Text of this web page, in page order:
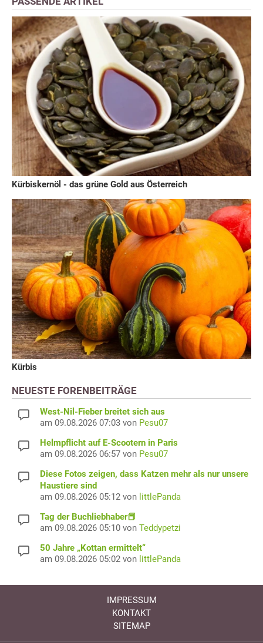
Kürbiskernöl - das grüne Gold aus Österreich
Kürbis
NEUESTE FORENBEITRÄGE
West-Nil-Fieber breitet sich aus
am 09.08.2026 07:03 von Pesu07
Helmpflicht auf E-Scootern in Paris
am 09.08.2026 06:57 von Pesu07
Diese Fotos zeigen, dass Katzen mehr als nur unsere
Haustiere sind
am 09.08.2026 05:12 von littlePanda
Tag der Buchliebhaber📕
am 09.08.2026 05:10 von Teddypetzi
50 Jahre „Kottan ermittelt“
am 09.08.2026 05:02 von littlePanda
IMPRESSUM
KONTAKT
SITEMAP